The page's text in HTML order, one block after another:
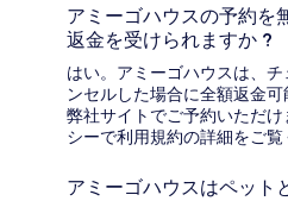
アミーゴハウスの予約を
返金を受けられますか ?
はい。アミーゴハウスは、
ンセルした場合に全額返金可
弊社サイトでご予約いただ
シーで利用規約の詳細をご覧
アミーゴハウスはペット